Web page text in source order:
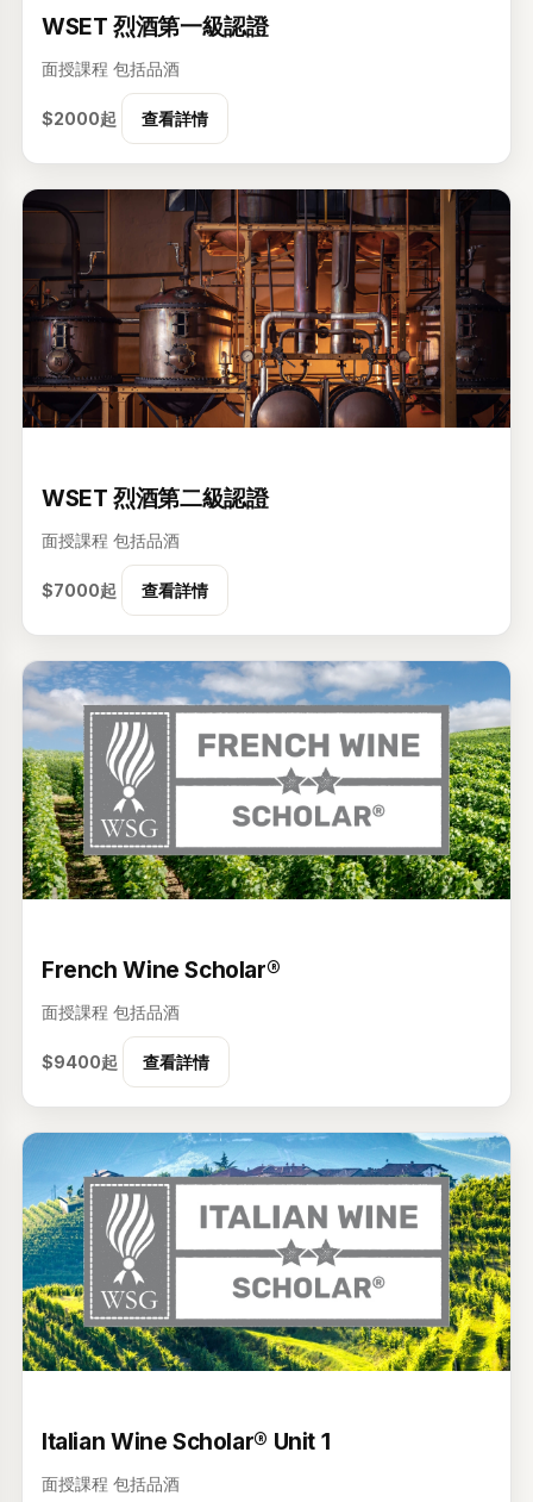
WSET 烈酒第一級認證
面授課程 包括品酒
$2000起 查看詳情
WSET 烈酒第二級認證
面授課程 包括品酒
$7000起 查看詳情
French Wine Scholar®
面授課程 包括品酒
$9400起 查看詳情
Italian Wine Scholar® Unit 1
面授課程 包括品酒